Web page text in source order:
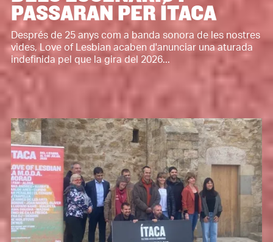
PASSARAN PER ÍTACA
Després de 25 anys com a banda sonora de les nostres
vides, Love of Lesbian acaben d'anunciar una aturada
indefinida pel que la gira del 2026...